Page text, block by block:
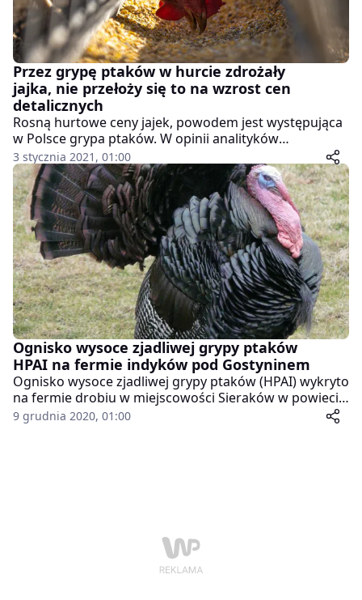
Przez grypę ptaków w hurcie zdrożały
jajka, nie przełoży się to na wzrost cen
detalicznych
Rosną hurtowe ceny jajek, powodem jest występująca
w Polsce grypa ptaków. W opinii analityków
branżowych, nie przełoży się to na ich wzrost w detalu
– wynika z najnowszego raportu Krajowej Izby
Producentów Drobiu i Pasz.
3 stycznia 2021, 01:00
Ognisko wysoce zjadliwej grypy ptaków
HPAI na fermie indyków pod Gostyninem
Ognisko wysoce zjadliwej grypy ptaków (HPAI) wykryto
na fermie drobiu w miejscowości Sieraków w powiecie
gostynińskim (Mazowieckie). W gospodarstwie, w
9 grudnia 2020, 01:00